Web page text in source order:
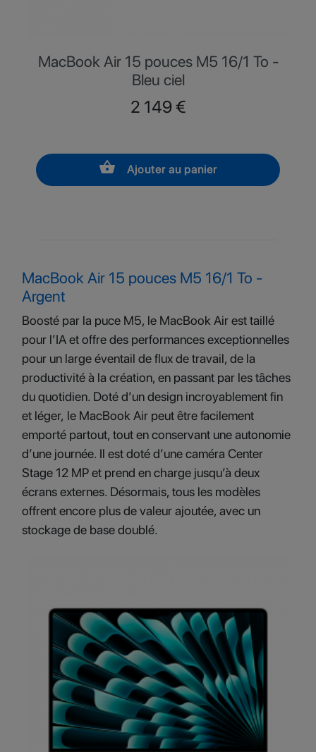
MacBook Air 15 pouces M5 16/1 To -
Bleu ciel
Prix
2 149 €
shopping_basket Ajouter au panier
MacBook Air 15 pouces M5 16/1 To -
Argent
Boosté par la puce M5, le MacBook Air est taillé
pour l’IA et offre des performances exceptionnelles
pour un large éventail de flux de travail, de la
productivité à la création, en passant par les tâches
du quotidien. Doté d’un design incroyablement fin
et léger, le MacBook Air peut être facilement
emporté partout, tout en conservant une autonomie
d’une journée. Il est doté d’une caméra Center
Stage 12 MP et prend en charge jusqu’à deux
écrans externes. Désormais, tous les modèles
offrent encore plus de valeur ajoutée, avec un
stockage de base doublé.